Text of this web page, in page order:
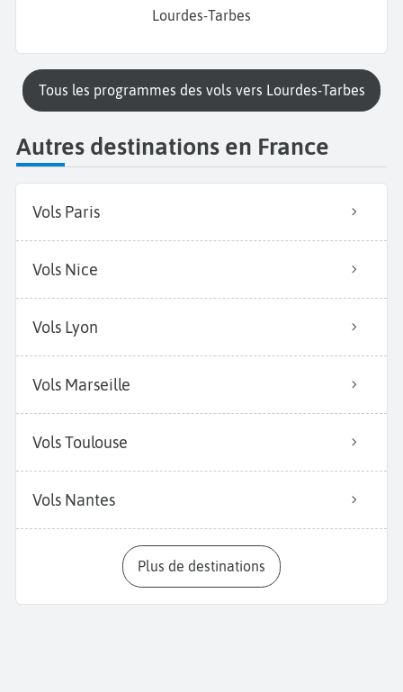
Lourdes-Tarbes
Tous les programmes des vols vers Lourdes-Tarbes
Autres destinations en France
Vols Paris
Vols Nice
Vols Lyon
Vols Marseille
Vols Toulouse
Vols Nantes
Plus de destinations